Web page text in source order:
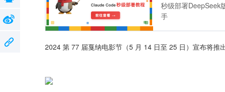
秒级部署DeepSeek
手
2024 第 77 届戛纳电影节（5 月 14 日至 25 日）宣布将推